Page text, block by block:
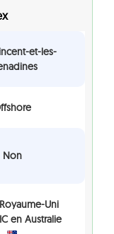
et-les-
Non
Uni
en Australie